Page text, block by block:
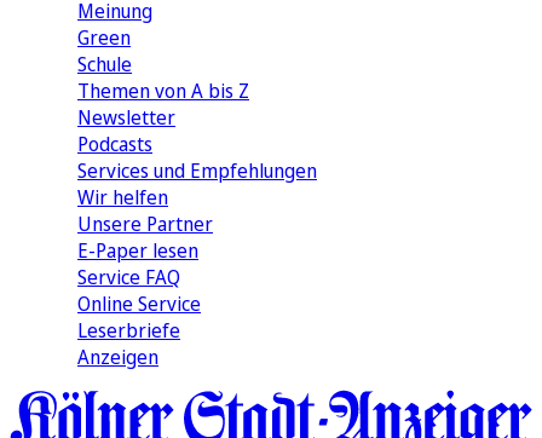
Meinung
Green
Schule
Themen von A bis Z
Newsletter
Podcasts
Services und Empfehlungen
Wir helfen
Unsere Partner
E-Paper lesen
Service FAQ
Online Service
Leserbriefe
Anzeigen